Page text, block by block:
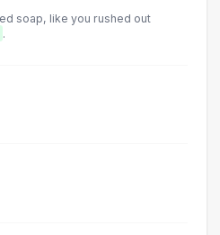
soap, like you rushed out
.